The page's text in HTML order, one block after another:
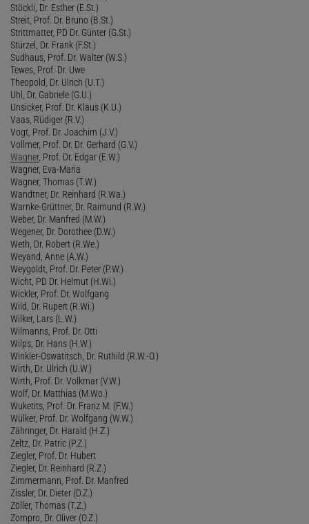
Stöckli, Dr. Esther (E.St.)
Streit, Prof. Dr. Bruno (B.St.)
Strittmatter, PD Dr. Günter (G.St.)
Stürzel, Dr. Frank (F.St.)
Sudhaus, Prof. Dr. Walter (W.S.)
Tewes, Prof. Dr. Uwe
Theopold, Dr. Ulrich (U.T.)
Uhl, Dr. Gabriele (G.U.)
Unsicker, Prof. Dr. Klaus (K.U.)
Vaas, Rüdiger (R.V.)
Vogt, Prof. Dr. Joachim (J.V.)
Vollmer, Prof. Dr. Dr. Gerhard (G.V.)
Wagner, Prof. Dr. Edgar (E.W.)
Wagner, Eva-Maria
Wagner, Thomas (T.W.)
Wandtner, Dr. Reinhard (R.Wa.)
Warnke-Grüttner, Dr. Raimund (R.W.)
Weber, Dr. Manfred (M.W.)
Wegener, Dr. Dorothee (D.W.)
Weth, Dr. Robert (R.We.)
Weyand, Anne (A.W.)
Weygoldt, Prof. Dr. Peter (P.W.)
Wicht, PD Dr. Helmut (H.Wi.)
Wickler, Prof. Dr. Wolfgang
Wild, Dr. Rupert (R.Wi.)
Wilker, Lars (L.W.)
Wilmanns, Prof. Dr. Otti
Wilps, Dr. Hans (H.W.)
Winkler-Oswatitsch, Dr. Ruthild (R.W.-O.)
Wirth, Dr. Ulrich (U.W.)
Wirth, Prof. Dr. Volkmar (V.W.)
Wolf, Dr. Matthias (M.Wo.)
Wuketits, Prof. Dr. Franz M. (F.W.)
Wülker, Prof. Dr. Wolfgang (W.W.)
Zähringer, Dr. Harald (H.Z.)
Zeltz, Dr. Patric (P.Z.)
Ziegler, Prof. Dr. Hubert
Ziegler, Dr. Reinhard (R.Z.)
Zimmermann, Prof. Dr. Manfred
Zissler, Dr. Dieter (D.Z.)
Zöller, Thomas (T.Z.)
Zompro, Dr. Oliver (O.Z.)